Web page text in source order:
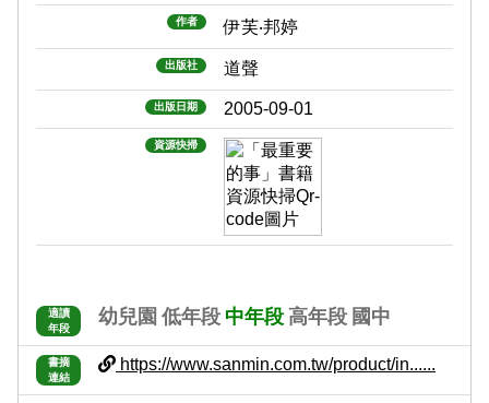
作者 伊芙‧邦婷
出版社 道聲
出版日期 2005-09-01
資源快掃
適讀
年段
幼兒園 低年段 中年段 高年段 國中
書摘
連結
https://www.sanmin.com.tw/product/in......